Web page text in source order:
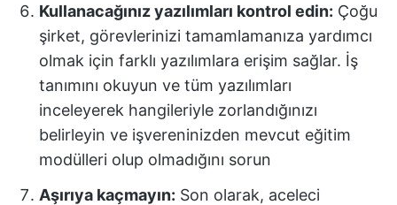
Kullanacağınız yazılımları kontrol edin: Çoğu
şirket, görevlerinizi tamamlamanıza yardımcı
olmak için farklı yazılımlara erişim sağlar. İş
tanımını okuyun ve tüm yazılımları
inceleyerek hangileriyle zorlandığınızı
belirleyin ve işvereninizden mevcut eğitim
modülleri olup olmadığını sorun
Aşırıya kaçmayın: Son olarak, aceleci